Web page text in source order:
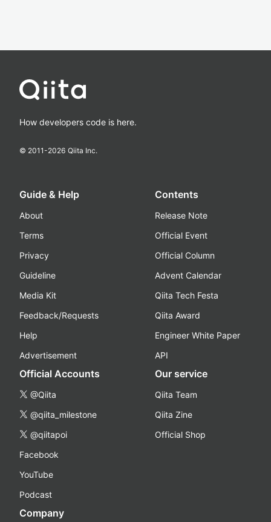
How developers code is here.
© 2011-2026 Qiita Inc.
Guide & Help
About
Terms
Privacy
Guideline
Media Kit
Feedback/Requests
Help
Advertisement
Contents
Release Note
Official Event
Official Column
Advent Calendar
Qiita Tech Festa
Qiita Award
Engineer White Paper
API
Official Accounts
@Qiita
@qiita_milestone
@qiitapoi
Facebook
YouTube
Podcast
Our service
Qiita Team
Qiita Zine
Official Shop
Company